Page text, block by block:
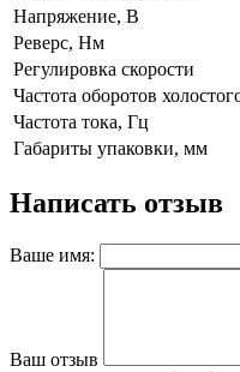
Напряжение, В
Реверс, Нм
Регулировка скорости
Частота оборотов
Частота тока, Гц
Габариты упаковки, мм
Написать отзыв
Ваше имя:
Ваш отзыв